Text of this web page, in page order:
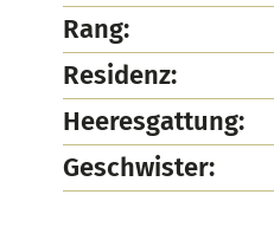
Rang:
Residenz:
Heeresgattung:
Geschwister: